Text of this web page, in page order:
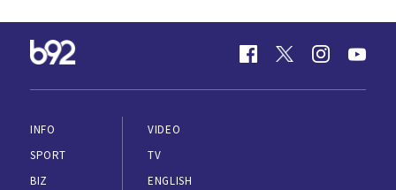
INFO
SPORT
BIZ
VIDEO
TV
ENGLISH